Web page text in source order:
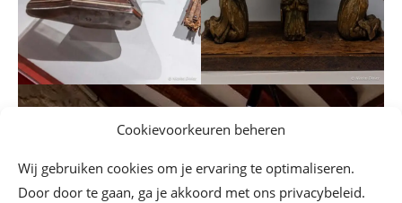
Cookievoorkeuren beheren
Wij gebruiken cookies om je ervaring te optimaliseren.
Door door te gaan, ga je akkoord met ons privacybeleid.